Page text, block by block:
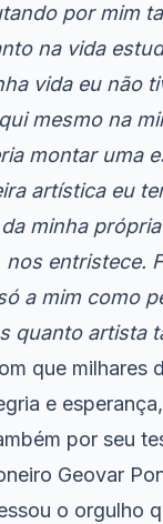
por mim
na vida
vida eu não
mesmo na
montar uma
artística eu
minha
nos entristece.
a mim como
quanto artista
que milhares
e
por seu
Geovar
o orgulho